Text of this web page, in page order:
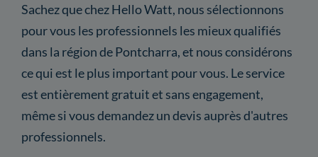
Sachez que chez Hello Watt, nous sélectionnons
pour vous les professionnels les mieux qualifiés
dans la région de Pontcharra, et nous considérons
ce qui est le plus important pour vous. Le service
est entièrement gratuit et sans engagement,
même si vous demandez un devis auprès d'autres
professionnels.